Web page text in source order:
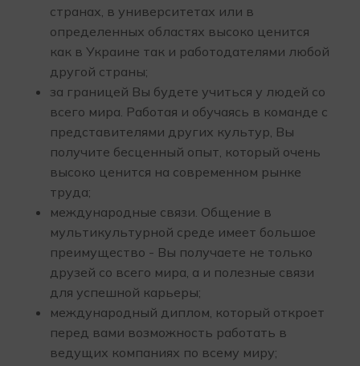
странах, в университетах или в
определенных областях высоко ценится
как в Украине так и работодателями любой
другой страны;
за границей Вы будете учиться у людей со
всего мира. Работая и обучаясь в команде с
представителями других культур, Вы
получите бесценный опыт, который очень
высоко ценится на современном рынке
труда;
международные связи. Общение в
мультикультурной среде имеет большое
преимущество - Вы получаете не только
друзей со всего мира, а и полезные связи
для успешной карьеры;
международный диплом, который откроет
перед вами возможность работать в
ведущих компаниях по всему миру;